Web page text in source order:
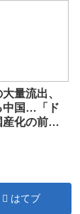
量流出、
中国…「ド
産化の前途
はてブ